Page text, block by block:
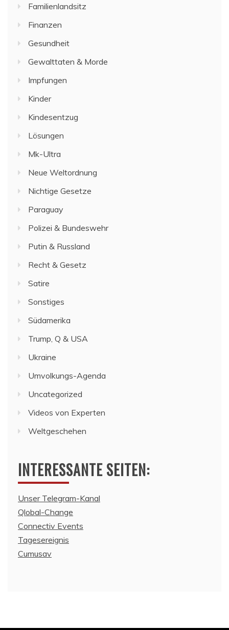
Familienlandsitz
Finanzen
Gesundheit
Gewalttaten & Morde
Impfungen
Kinder
Kindesentzug
Lösungen
Mk-Ultra
Neue Weltordnung
Nichtige Gesetze
Paraguay
Polizei & Bundeswehr
Putin & Russland
Recht & Gesetz
Satire
Sonstiges
Südamerika
Trump, Q & USA
Ukraine
Umvolkungs-Agenda
Uncategorized
Videos von Experten
Weltgeschehen
INTERESSANTE SEITEN:
Unser Telegram-Kanal
Qlobal-Change
Connectiv Events
Tagesereignis
Cumusav